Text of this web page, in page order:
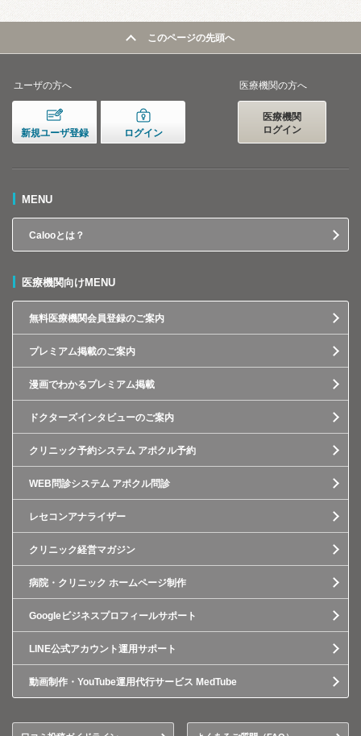
このページの先頭へ
ユーザの方へ
新規ユーザ登録 ログイン
医療機関の方へ
医療機関
ログイン
MENU
Calooとは？
医療機関向けMENU
無料医療機関会員登録のご案内
プレミアム掲載のご案内
漫画でわかるプレミアム掲載
ドクターズインタビューのご案内
クリニック予約システム アポクル予約
WEB問診システム アポクル問診
レセコンアナライザー
クリニック経営マガジン
病院・クリニック ホームページ制作
Googleビジネスプロフィールサポート
LINE公式アカウント運用サポート
動画制作・YouTube運用代行サービス MedTube